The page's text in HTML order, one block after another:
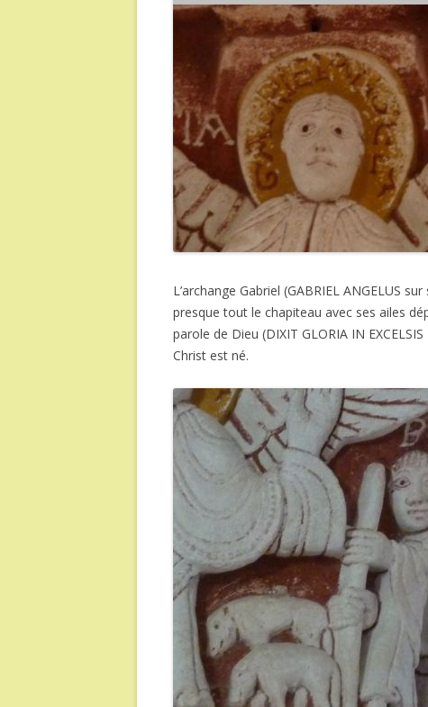
L’archange Gabriel (GABRIEL ANGELUS
presque tout le chapiteau avec ses ailes
parole de Dieu (DIXIT GLORIA IN
Christ est né.